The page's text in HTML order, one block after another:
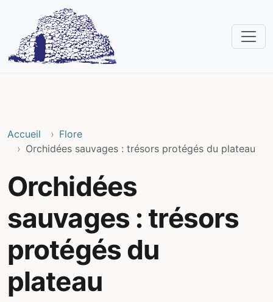
Accueil
Flore
Orchidées sauvages : trésors protégés du plateau
Orchidées
sauvages : trésors
protégés du
plateau